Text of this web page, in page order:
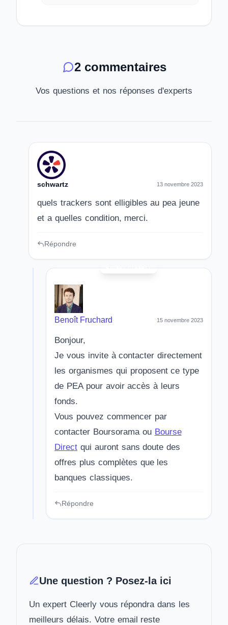
2 commentaires
Vos questions et nos réponses d'experts
schwartz 13 novembre 2023
quels trackers sont elligibles au pea jeune
et a quelles condition, merci.
Répondre
Benoît Fruchard 15 novembre 2023
Bonjour,
Je vous invite à contacter directement
les organismes qui proposent ce type
de PEA pour avoir accès à leurs
fonds.
Vous pouvez commencer par
contacter Boursorama ou Bourse
Direct qui auront sans doute des
offres plus complètes que les
banques classiques.
Répondre
Une question ? Posez-la ici
Un expert Cleerly vous répondra dans les
meilleurs délais. Votre email reste